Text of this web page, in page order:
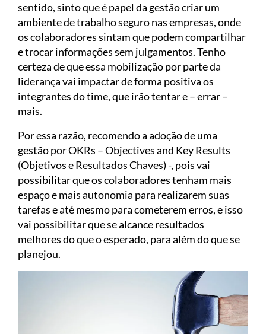
sentido, sinto que é papel da gestão criar um
ambiente de trabalho seguro nas empresas, onde
os colaboradores sintam que podem compartilhar
e trocar informações sem julgamentos. Tenho
certeza de que essa mobilização por parte da
liderança vai impactar de forma positiva os
integrantes do time, que irão tentar e – errar –
mais.
Por essa razão, recomendo a adoção de uma
gestão por OKRs – Objectives and Key Results
(Objetivos e Resultados Chaves) -, pois vai
possibilitar que os colaboradores tenham mais
espaço e mais autonomia para realizarem suas
tarefas e até mesmo para cometerem erros, e isso
vai possibilitar que se alcance resultados
melhores do que o esperado, para além do que se
planejou.